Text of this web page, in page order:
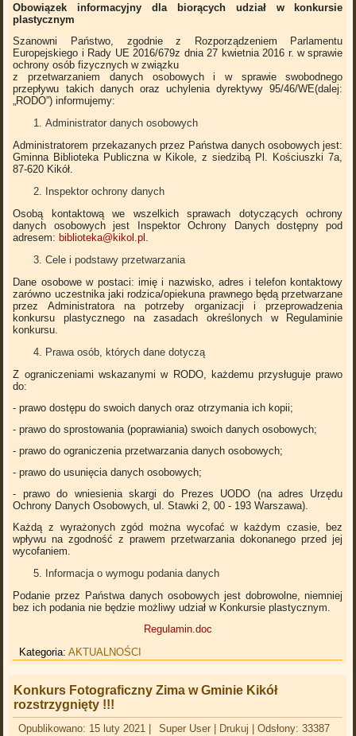
Obowiązek informacyjny dla biorących udział w konkursie
plastycznym
Szanowni Państwo, zgodnie z Rozporządzeniem Parlamentu
Europejskiego i Rady UE 2016/679z dnia 27 kwietnia 2016 r. w sprawie
ochrony osób fizycznych w związku
z przetwarzaniem danych osobowych i w sprawie swobodnego
przepływu takich danych oraz uchylenia dyrektywy 95/46/WE(dalej:
„RODO”) informujemy:
Administrator danych osobowych
Administratorem przekazanych przez Państwa danych osobowych jest:
Gminna Biblioteka Publiczna w Kikole, z siedzibą Pl. Kościuszki 7a,
87-620 Kikół.
Inspektor ochrony danych
Osobą kontaktową we wszelkich sprawach dotyczących ochrony
danych osobowych jest Inspektor Ochrony Danych dostępny pod
adresem:biblioteka@kikol.pl
Cele i podstawy przetwarzania
Dane osobowe w postaci: imię i nazwisko, adres i telefon kontaktowy
zarówno uczestnika jaki rodzica/opiekuna prawnego będą przetwarzane
przez Administratora na potrzeby organizacji i przeprowadzenia
konkursu plastycznego na zasadach określonych w Regulaminie
konkursu.
Prawa osób, których dane dotyczą
Z ograniczeniami wskazanymi w RODO, każdemu przysługuje prawo
do:
- prawo dostępu do swoich danych oraz otrzymania ich kopii;
- prawo do sprostowania (poprawiania) swoich danych osobowych;
- prawo do ograniczenia przetwarzania danych osobowych;
- prawo do usunięcia danych osobowych;
- prawo do wniesienia skargi do Prezes UODO (na adres Urzędu
Ochrony Danych Osobowych, ul. Stawki 2, 00 - 193 Warszawa).
Każdą z wyrażonych zgód można wycofać w każdym czasie, bez
wpływu na zgodność z prawem przetwarzania dokonanego przed jej
wycofaniem.
Informacja o wymogu podania danych
Podanie przez Państwa danych osobowych jest dobrowolne, niemniej
bez ich podania nie będzie możliwy udział w Konkursie plastycznym.
Regulamin.doc
Kategoria:AKTUALNOŚCI
Konkurs Fotograficzny Zima w Gminie Kikół
rozstrzygnięty !!!
Opublikowano: 15 luty 2021 Super User Drukuj |Odsłony: 33387